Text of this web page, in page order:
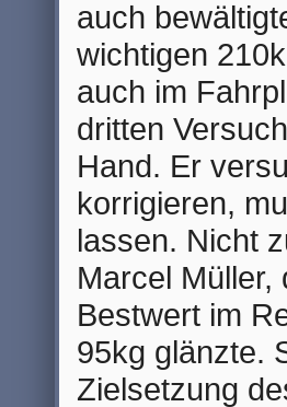
auch
wichtigen
auch im
dritten
Hand. Er
korrigieren,
lassen. Nicht
Marcel
Bestwert im
95kg glänzte.
Zielsetzung